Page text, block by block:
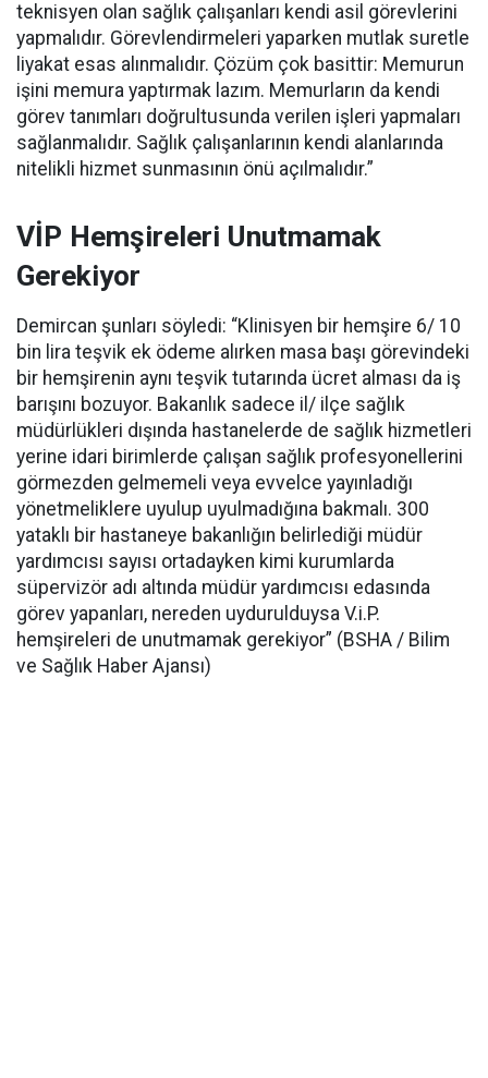
teknisyen olan sağlık çalışanları kendi asil görevlerini
yapmalıdır. Görevlendirmeleri yaparken mutlak suretle
liyakat esas alınmalıdır. Çözüm çok basittir: Memurun
işini memura yaptırmak lazım. Memurların da kendi
görev tanımları doğrultusunda verilen işleri yapmaları
sağlanmalıdır. Sağlık çalışanlarının kendi alanlarında
nitelikli hizmet sunmasının önü açılmalıdır.”
VİP Hemşireleri Unutmamak
Gerekiyor
Demircan şunları söyledi: “Klinisyen bir hemşire 6/ 10
bin lira teşvik ek ödeme alırken masa başı görevindeki
bir hemşirenin aynı teşvik tutarında ücret alması da iş
barışını bozuyor. Bakanlık sadece il/ ilçe sağlık
müdürlükleri dışında hastanelerde de sağlık hizmetleri
yerine idari birimlerde çalışan sağlık profesyonellerini
görmezden gelmemeli veya evvelce yayınladığı
yönetmeliklere uyulup uyulmadığına bakmalı. 300
yataklı bir hastaneye bakanlığın belirlediği müdür
yardımcısı sayısı ortadayken kimi kurumlarda
süpervizör adı altında müdür yardımcısı edasında
görev yapanları, nereden uydurulduysa V.i.P.
hemşireleri de unutmamak gerekiyor” (BSHA / Bilim
ve Sağlık Haber Ajansı)